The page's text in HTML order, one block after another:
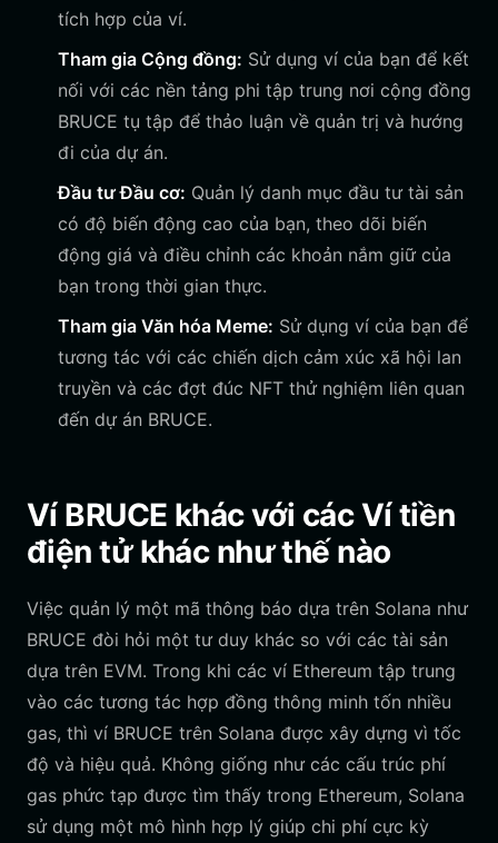
tích hợp của ví.
Tham gia Cộng đồng: Sử dụng ví của bạn để kết
nối với các nền tảng phi tập trung nơi cộng đồng
BRUCE tụ tập để thảo luận về quản trị và hướng
đi của dự án.
Đầu tư Đầu cơ: Quản lý danh mục đầu tư tài sản
có độ biến động cao của bạn, theo dõi biến
động giá và điều chỉnh các khoản nắm giữ của
bạn trong thời gian thực.
Tham gia Văn hóa Meme: Sử dụng ví của bạn để
tương tác với các chiến dịch cảm xúc xã hội lan
truyền và các đợt đúc NFT thử nghiệm liên quan
đến dự án BRUCE.
Ví BRUCE khác với các Ví tiền
điện tử khác như thế nào
Việc quản lý một mã thông báo dựa trên Solana như
BRUCE đòi hỏi một tư duy khác so với các tài sản
dựa trên EVM. Trong khi các ví Ethereum tập trung
vào các tương tác hợp đồng thông minh tốn nhiều
gas, thì ví BRUCE trên Solana được xây dựng vì tốc
độ và hiệu quả. Không giống như các cấu trúc phí
gas phức tạp được tìm thấy trong Ethereum, Solana
sử dụng một mô hình hợp lý giúp chi phí cực kỳ